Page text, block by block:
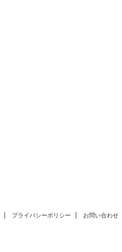
プライバシーポリシー お問い合わせ